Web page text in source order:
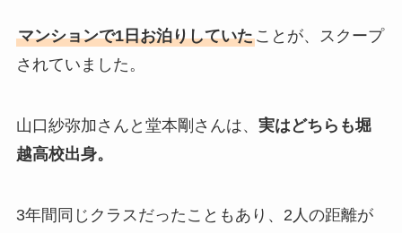
マンションで1日お泊りしていたことが、スクープ
されていました。
山口紗弥加さんと堂本剛さんは、 実はどちらも堀
越高校出身。
3年間同じクラスだったこともあり、2人の距離が